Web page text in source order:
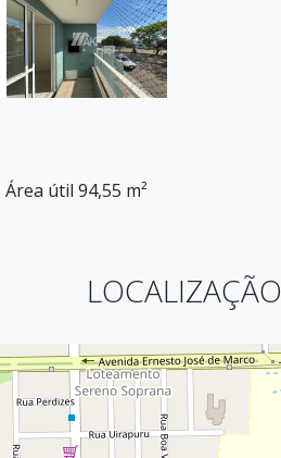
útil 94,55 m²
LOCALIZAÇÃO